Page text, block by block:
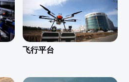
飞行平台